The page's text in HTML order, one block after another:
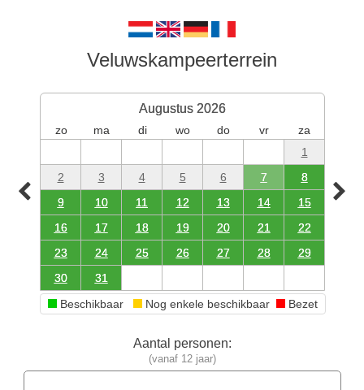
Veluwskampeerterrein
Augustus 2026
zo ma di wo do vr
za
1
2
3 4 5 6 7
8
9
10 11 12 13 14
15
16
17 18 19 20 21
22
23
24 25 26 27 28
29
30
31
Beschikbaar
Nog enkele beschikbaar Bezet
Aantal personen:
(vanaf 12 jaar)